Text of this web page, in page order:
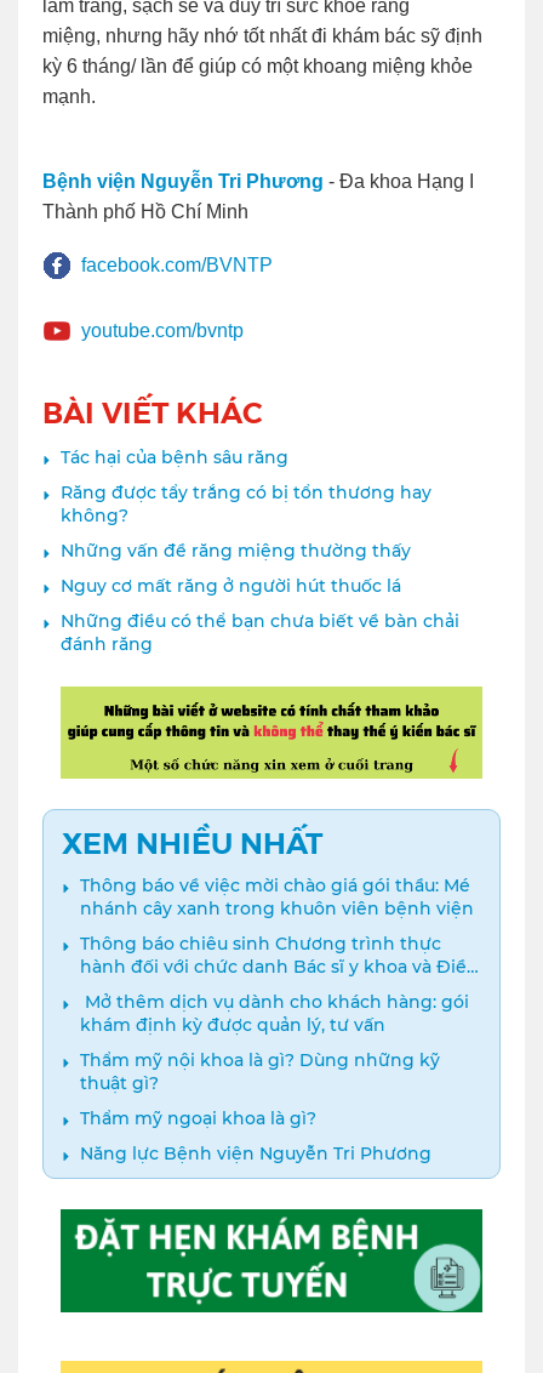
làm trắng, sạch sẽ và duy trì sức khỏe răng
miệng, nhưng hãy nhớ tốt nhất đi khám bác sỹ định
kỳ 6 tháng/ lần để giúp có một khoang miệng khỏe
mạnh.
Bệnh viện Nguyễn Tri Phương - Đa khoa Hạng I
Thành phố Hồ Chí Minh
facebook.com/BVNTP
youtube.com/bvntp
BÀI VIẾT KHÁC
Tác hại của bệnh sâu răng
Răng được tẩy trắng có bị tổn thương hay
không?
Những vấn đề răng miệng thường thấy
Nguy cơ mất răng ở người hút thuốc lá
Những điều có thể bạn chưa biết về bàn chải
đánh răng
XEM NHIỀU NHẤT
Thông báo về việc mời chào giá gói thầu: Mé
nhánh cây xanh trong khuôn viên bệnh viện
Thông báo chiêu sinh Chương trình thực
hành đối với chức danh Bác sĩ y khoa và Điều
dưỡng năm 2024
️ Mở thêm dịch vụ dành cho khách hàng: gói
khám định kỳ được quản lý, tư vấn
Thẩm mỹ nội khoa là gì? Dùng những kỹ
thuật gì?
Thẩm mỹ ngoại khoa là gì?
Năng lực Bệnh viện Nguyễn Tri Phương